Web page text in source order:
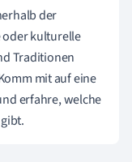
der
oder kulturelle
Traditionen
mit auf eine
erfahre, welche